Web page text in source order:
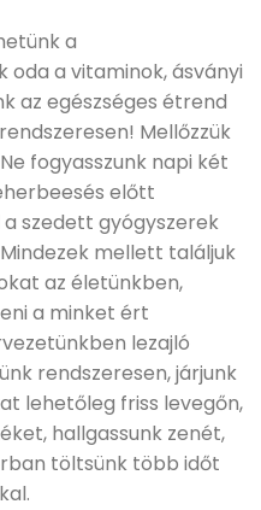
a
oda a vitaminok, ásványi
az egészséges étrend
Mellőzzük
fogyasszunk napi két
előtt
szedett gyógyszerek
mellett találjuk
az életünkben,
a minket ért
lezajló
rendszeresen, járjunk
lehetőleg friss levegőn,
hallgassunk zenét,
töltsünk több időt